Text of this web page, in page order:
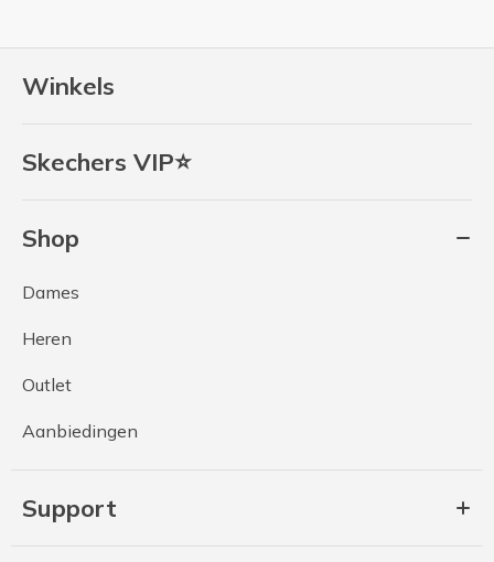
Winkels
Skechers VIP⭐
Shop
Dames
Heren
Outlet
Aanbiedingen
Support